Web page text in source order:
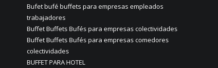
Bufet bufé buffets para empresas empleados
trabajadores
Buffet Buffets Bufés para empresas colectividades
Buffet Buffets Bufés para empresas comedores
colectividades
BUFFET PARA HOTEL